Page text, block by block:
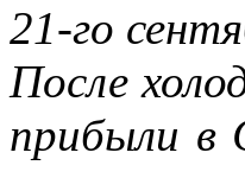
21-го
После
прибыли в